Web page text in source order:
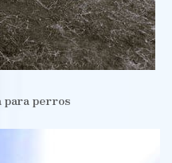
para perros